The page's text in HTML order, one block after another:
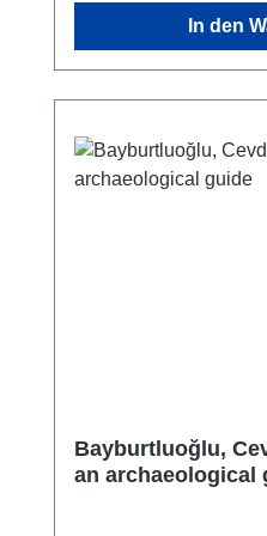
dem Bezirk Kaş, 1 km
Die Insel liegt an der
gegeben. Da die
archäologische Stätte
zerstörerischen
die Hafenbereiche
antiken
Kekova heute etwa
In den
Bayburtluoğlu,
an archaeological